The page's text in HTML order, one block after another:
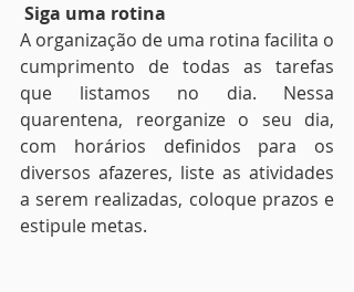
Siga uma rotina
A organização de uma rotina facilita o
cumprimento de todas as tarefas
que listamos no dia. Nessa
quarentena, reorganize o seu dia,
com horários definidos para os
diversos afazeres, liste as atividades
a serem realizadas, coloque prazos e
estipule metas.